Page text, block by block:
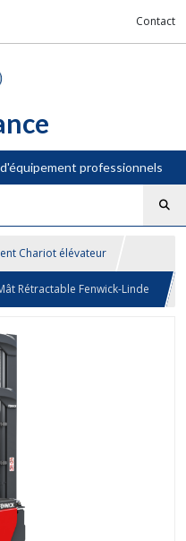
Contact
professionnels
Chariot élévateur
Rétractable Fenwick-Linde